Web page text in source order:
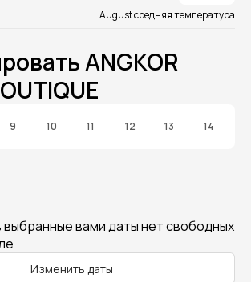
August средняя температура
ANGKOR
9 10 11 12 13 14
вами даты нет свободных
Изменить даты